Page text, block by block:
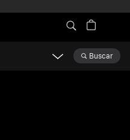
Buscar